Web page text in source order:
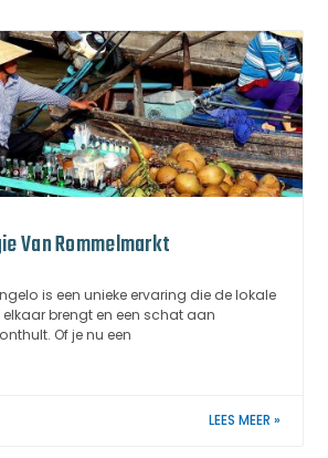
Van Rommelmarkt
is een unieke ervaring die de lokale
brengt en een schat aan
Of je nu een
LEES MEER »